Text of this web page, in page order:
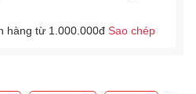
hàng từ 1.000.000đ Sao chép